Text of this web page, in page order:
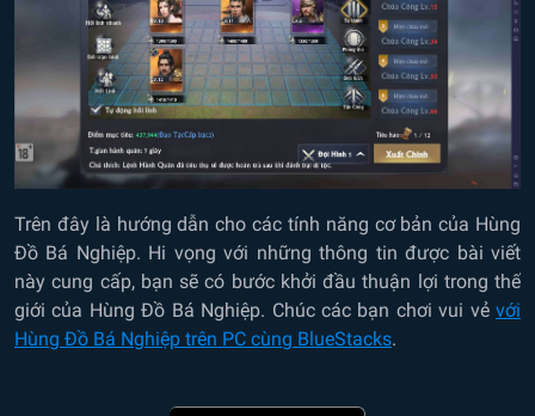
Trên đây là hướng dẫn cho các tính năng cơ bản của Hùng
Đồ Bá Nghiệp. Hi vọng với những thông tin được bài viết
này cung cấp, bạn sẽ có bước khởi đầu thuận lợi trong thế
giới của Hùng Đồ Bá Nghiệp. Chúc các bạn chơi vui vẻ với
Hùng Đồ Bá Nghiệp trên PC cùng BlueStacks.